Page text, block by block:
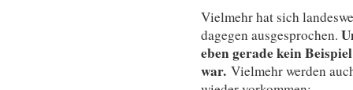
Vielmehr hat sich
dagegen ausgesprochen.
eben gerade kein
war. Vielmehr werden